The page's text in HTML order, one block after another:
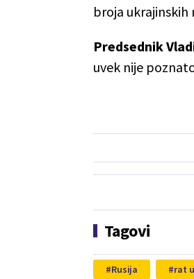
broja
Predsednik
uvek nije
Tagovi
Rusija rat